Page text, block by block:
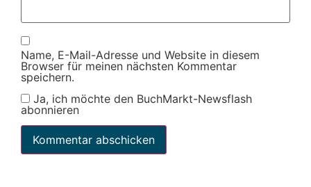
Name, E-Mail-Adresse und Website in diesem
Browser für meinen nächsten Kommentar
speichern.
Ja, ich möchte den BuchMarkt-Newsflash
abonnieren